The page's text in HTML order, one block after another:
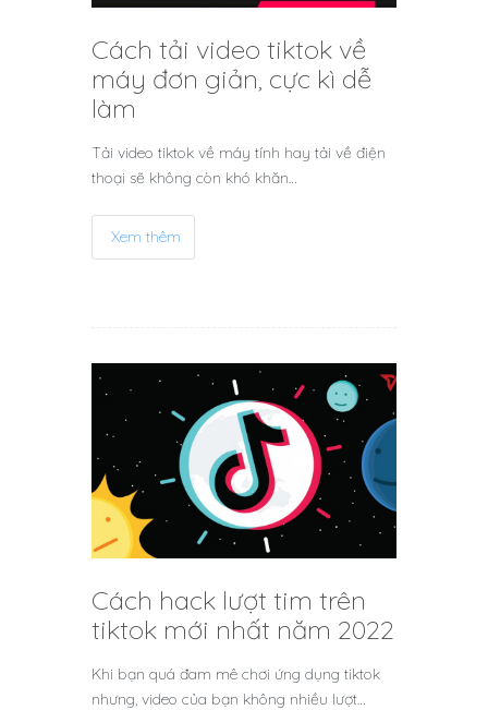
Cách tải video tiktok về
máy đơn giản, cực kì dễ
làm
Tải video tiktok về máy tính hay tải về điện
thoại sẽ không còn khó khăn…
Xem thêm
Cách hack lượt tim trên
tiktok mới nhất năm 2022
Khi bạn quá đam mê chơi ứng dụng tiktok
nhưng, video của bạn không nhiều lượt…